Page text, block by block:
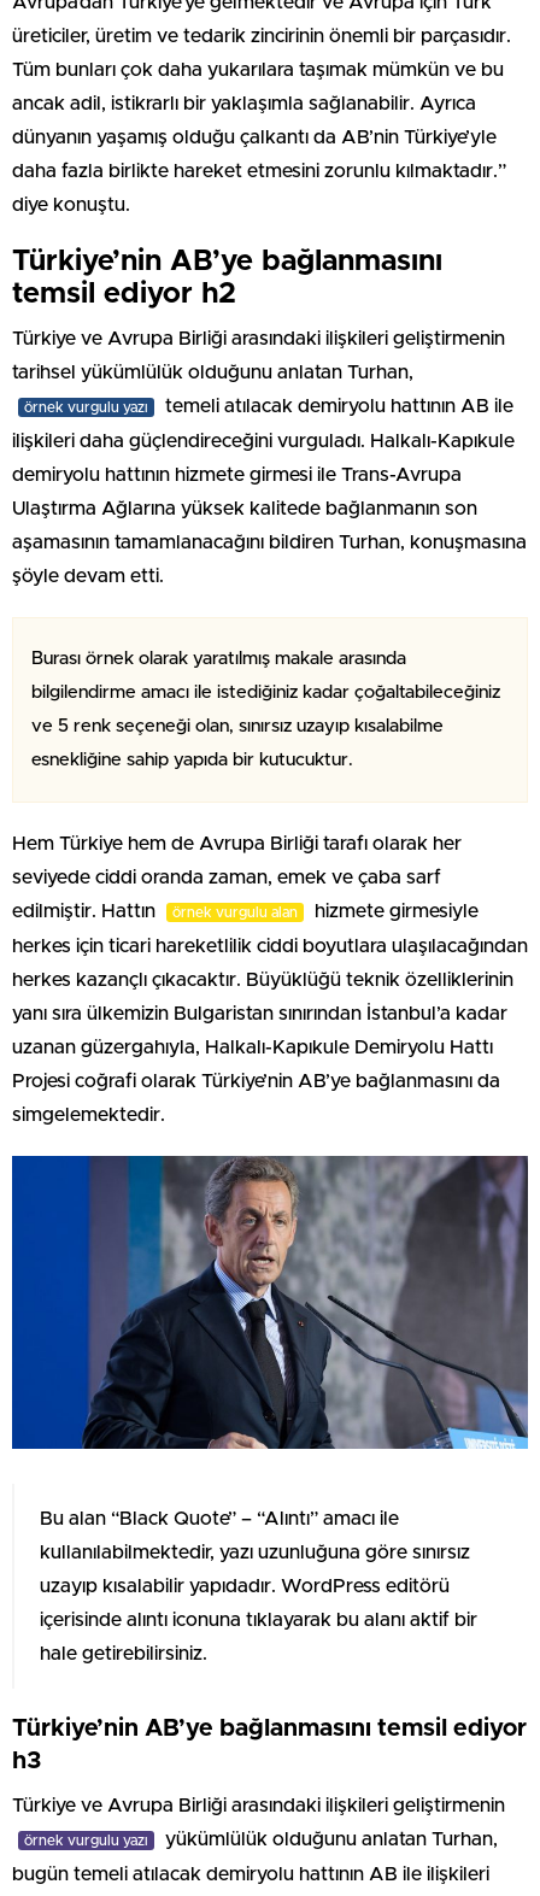
üreticiler, üretim ve tedarik zincirinin önemli bir parçasıdır.
Tüm bunları çok daha yukarılara taşımak mümkün ve bu
ancak adil, istikrarlı bir yaklaşımla sağlanabilir. Ayrıca
dünyanın yaşamış olduğu çalkantı da AB’nin Türkiye’yle
daha fazla birlikte hareket etmesini zorunlu kılmaktadır.”
diye konuştu.
Türkiye’nin AB’ye bağlanmasını
temsil ediyor h2
Türkiye ve Avrupa Birliği arasındaki ilişkileri geliştirmenin
tarihsel yükümlülük olduğunu anlatan Turhan,
örnek vurgulu yazı
temeli atılacak demiryolu hattının AB ile
ilişkileri daha güçlendireceğini vurguladı. Halkalı-Kapıkule
demiryolu hattının hizmete girmesi ile Trans-Avrupa
Ulaştırma Ağlarına yüksek kalitede bağlanmanın son
aşamasının tamamlanacağını bildiren Turhan, konuşmasına
şöyle devam etti.
Burası örnek olarak yaratılmış makale arasında
bilgilendirme amacı ile istediğiniz kadar çoğaltabileceğiniz
ve 5 renk seçeneği olan, sınırsız uzayıp kısalabilme
esnekliğine sahip yapıda bir kutucuktur.
Hem Türkiye hem de Avrupa Birliği tarafı olarak her
seviyede ciddi oranda zaman, emek ve çaba sarf
edilmiştir. Hattın
örnek vurgulu alan
hizmete girmesiyle
herkes için ticari hareketlilik ciddi boyutlara ulaşılacağından
herkes kazançlı çıkacaktır. Büyüklüğü teknik özelliklerinin
yanı sıra ülkemizin Bulgaristan sınırından İstanbul’a kadar
uzanan güzergahıyla, Halkalı-Kapıkule Demiryolu Hattı
Projesi coğrafi olarak Türkiye’nin AB’ye bağlanmasını da
simgelemektedir.
Bu alan “Black Quote” – “Alıntı” amacı ile
kullanılabilmektedir, yazı uzunluğuna göre sınırsız
uzayıp kısalabilir yapıdadır. WordPress editörü
içerisinde alıntı iconuna tıklayarak bu alanı aktif bir
hale getirebilirsiniz.
Türkiye’nin AB’ye bağlanmasını temsil ediyor
h3
Türkiye ve Avrupa Birliği arasındaki ilişkileri geliştirmenin
örnek vurgulu yazı
yükümlülük olduğunu anlatan Turhan,
bugün temeli atılacak demiryolu hattının AB ile ilişkileri